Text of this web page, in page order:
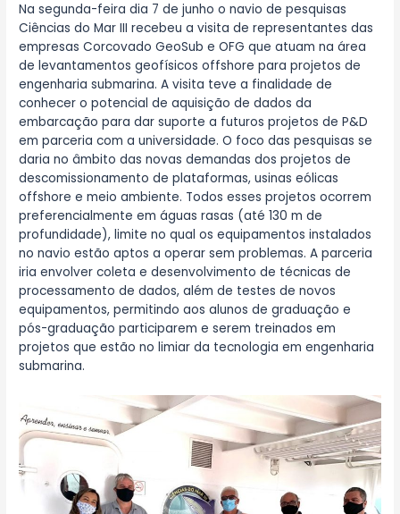
Na segunda-feira dia 7 de junho o navio de pesquisas
Ciências do Mar III recebeu a visita de representantes das
empresas Corcovado GeoSub e OFG que atuam na área
de levantamentos geofísicos offshore para projetos de
engenharia submarina. A visita teve a finalidade de
conhecer o potencial de aquisição de dados da
embarcação para dar suporte a futuros projetos de P&D
em parceria com a universidade. O foco das pesquisas se
daria no âmbito das novas demandas dos projetos de
descomissionamento de plataformas, usinas eólicas
offshore e meio ambiente. Todos esses projetos ocorrem
preferencialmente em águas rasas (até 130 m de
profundidade), limite no qual os equipamentos instalados
no navio estão aptos a operar sem problemas. A parceria
iria envolver coleta e desenvolvimento de técnicas de
processamento de dados, além de testes de novos
equipamentos, permitindo aos alunos de graduação e
pós-graduação participarem e serem treinados em
projetos que estão no limiar da tecnologia em engenharia
submarina.